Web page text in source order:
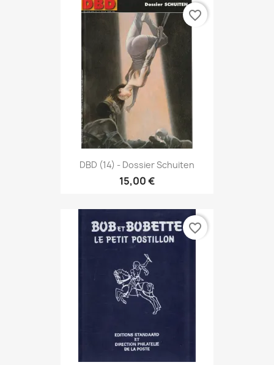
DBD (14) - Dossier Schuiten
15,00 €
favorite_border
favorite_border